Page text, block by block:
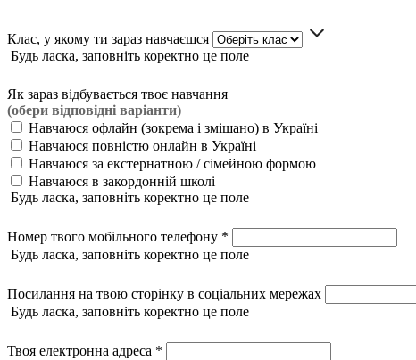
Клас, у якому ти зараз навчаєшся
Будь ласка, заповніть коректно це поле
Як зараз відбувається твоє навчання
(обери відповідні варіанти)
Навчаюся офлайн (зокрема і змішано) в Україні
Навчаюся повністю онлайн в Україні
Навчаюся за екстернатною / сімейною формою
Навчаюся в закордонній школі
Будь ласка, заповніть коректно це поле
Номер твого мобільного телефону *
Будь ласка, заповніть коректно це поле
Посилання на твою сторінку в соціальних мережах
Будь ласка, заповніть коректно це поле
Твоя електронна адреса *